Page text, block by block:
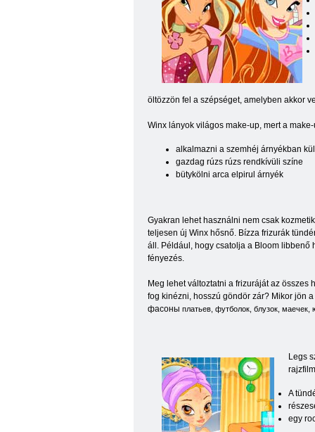
öltözzön fel a szépséget, amelyben akkor
Winx lányok világos make-up, mert a
alkalmazni a szemhéj árnyékban
gazdag rúzs rúzs rendkívüli színe
bütykölni arca elpirul árnyék
Gyakran lehet használni nem csak
teljesen új Winx hősnő. Bízza frizurák
áll. Például, hogy csatolja a Bloom libbenő
fényezés.
Meg lehet változtatni a frizuráját az
fog kinézni, hosszú göndör zár? Mikor jön
фасоны платьев, футболок блузок, маечек,
Legs
A
egy